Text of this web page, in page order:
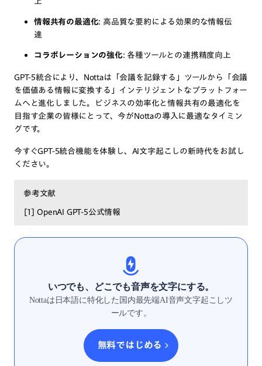
情報共有の最適化: 高品質な要約による効果的な情報伝
達
コラボレーションの強化: 各種ツールとの連携精度向上
GPT-5統合により、Nottaは「会議を記録する」ツールから「会議
を価値ある情報に変換する」インテリジェントなプラットフォー
ムへと進化しました。ビジネスの効率化と情報共有の最適化を
目指す企業の皆様にとって、今がNottaの導入に最適なタイミン
グです。
今すぐGPT-5統合機能を体験し、AI文字起こしの新時代をお試し
ください。
参考文献
[1]OpenAI GPT-5公式情報
いつでも、どこでも音声を文字にする。
Nottaは日本語に特化した国内最先端AI音声文字起こしツ
ールです。
無料ではじめる